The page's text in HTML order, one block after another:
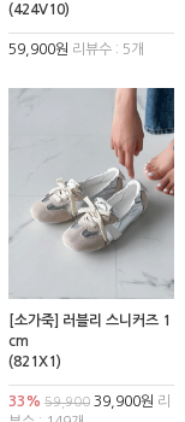
(424V10)
59,900원 리뷰수 : 5개
[소가죽] 러블리 스니커즈 1
cm
(821X1)
33% 59,900 39,900원 리